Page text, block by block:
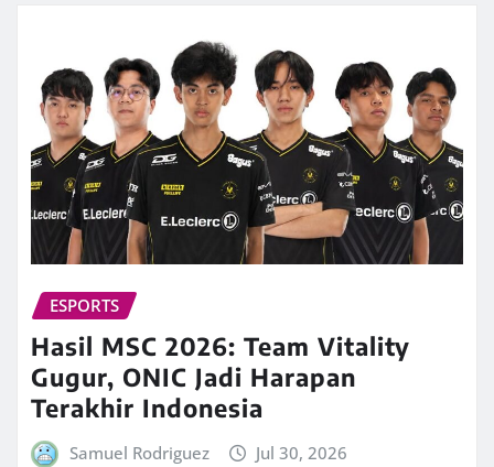
ESPORTS
Hasil MSC 2026: Team Vitality
Gugur, ONIC Jadi Harapan
Terakhir Indonesia
Samuel Rodriguez Jul 30, 2026